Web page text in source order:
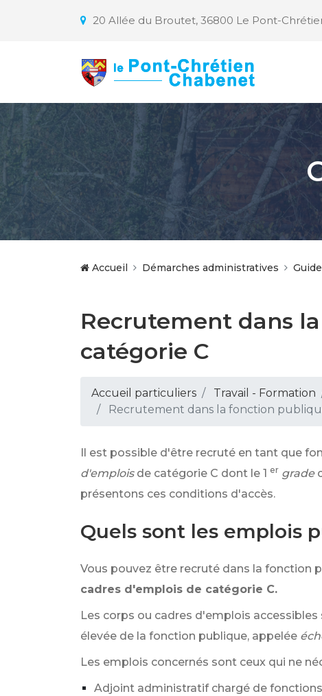
20 Allée du Broutet, 36800 Le Pont-
Accueil Démarches administratives
Recrutement dans
catégorie C
Accueil particuliers Travail - Formation
Recrutement dans la fonction
Il est possible d'être recruté en tant que
d'emplois de catégorie C dont le 1 er grade
présentons ces conditions d'accès.
Quels sont les emplois
Vous pouvez être recruté dans la fonction
cadres d'emplois de catégorie C.
Les corps ou cadres d'emplois
élevée de la fonction publique, appelée
Les emplois concernés sont ceux qui ne
Adjoint administratif chargé de